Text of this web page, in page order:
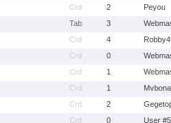
Crd 2
Peyou
Tab 3
Crd 4
Crd 0
Crd 1
Crd 1
Mvbona
Crd 2
Crd 0
User